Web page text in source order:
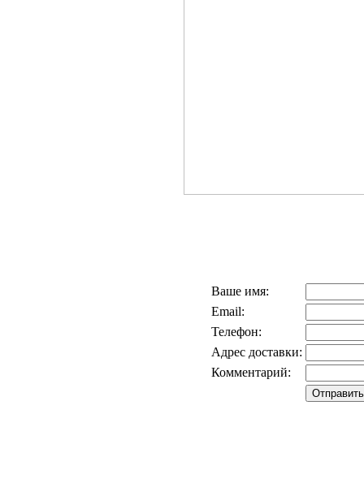
Ваше имя:
Email:
Телефон:
Адрес доставки:
Комментарий: